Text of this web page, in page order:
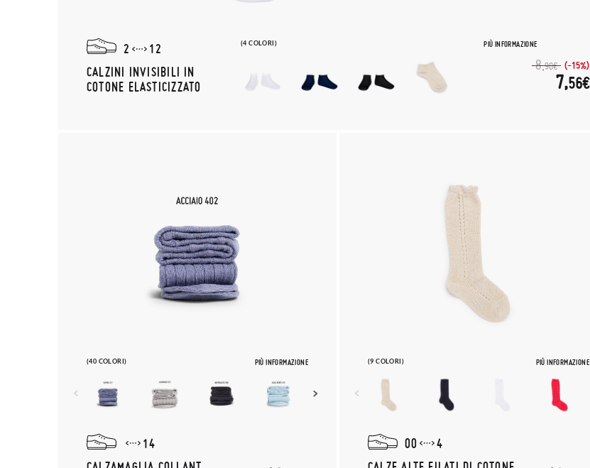
(4 COLORI) PIÙ INFORMAZIONE
2
12
CALZINI INVISIBILI IN
COTONE ELASTICIZZATO
8,90€ (-15%)
7,56€
(40 COLORI) PIÙ INFORMAZIONE
14
(9 COLORI) PIÙ INFORMAZIONE
00
4